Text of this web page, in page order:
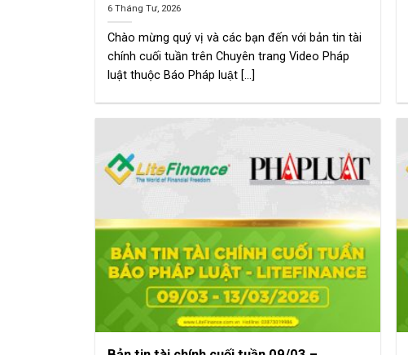
6 Tháng Tư, 2026
Chào mừng quý vị và các bạn đến với bản tin tài
chính cuối tuần trên Chuyên trang Video Pháp
luật thuộc Báo Pháp luật [...]